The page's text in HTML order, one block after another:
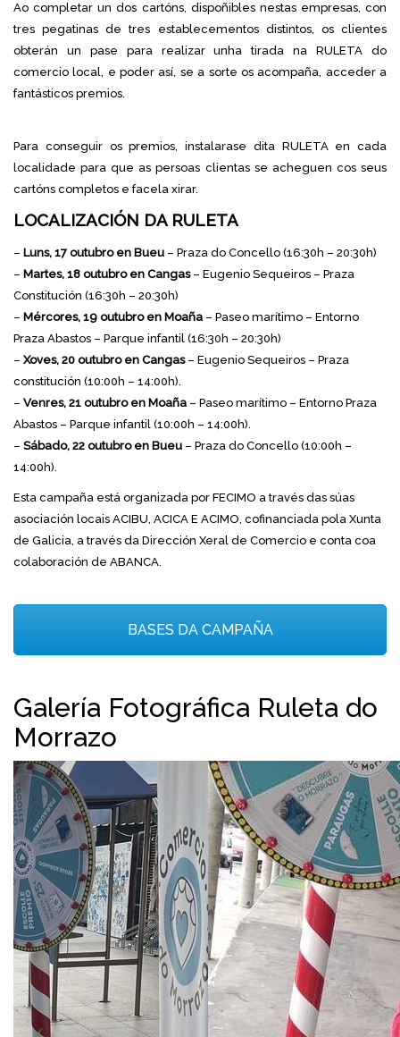
Ao completar un dos cartóns, dispoñibles nestas empresas, con
tres pegatinas de tres establecementos distintos, os clientes
obterán un pase para realizar unha tirada na RULETA do
comercio local, e poder así, se a sorte os acompaña, acceder a
fantásticos premios.
Para conseguir os premios, instalarase dita RULETA en cada
localidade para que as persoas clientas se acheguen cos seus
cartóns completos e facela xirar.
LOCALIZACIÓN DA RULETA
– Luns, 17 outubro en Bueu – Praza do Concello (16:30h – 20:30h)
– Martes, 18 outubro en Cangas– Eugenio Sequeiros – Praza
Constitución (16:30h – 20:30h)
– Mércores, 19 outubro en Moaña – Paseo marítimo – Entorno
Praza Abastos – Parque infantil (16:30h – 20:30h)
– Xoves, 20 outubro en Cangas– Eugenio Sequeiros – Praza
constitución (10:00h – 14:00h).
– Venres, 21 outubro en Moaña – Paseo marítimo – Entorno Praza
Abastos – Parque infantil (10:00h – 14:00h).
– Sábado, 22 outubro en Bueu – Praza do Concello (10:00h –
14:00h).
Esta campaña está organizada por FECIMO a través das súas
asociación locais ACIBU, ACICA E ACIMO, cofinanciada pola Xunta
de Galicia, a través da Dirección Xeral de Comercio e conta coa
colaboración de ABANCA.
BASES DA CAMPAÑA
Galería Fotográfica Ruleta do
Morrazo